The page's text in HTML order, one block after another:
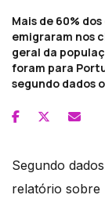
Mais de 60%
emigraram nos
geral da
foram para
segundo dados
Segundo
relatório sobre